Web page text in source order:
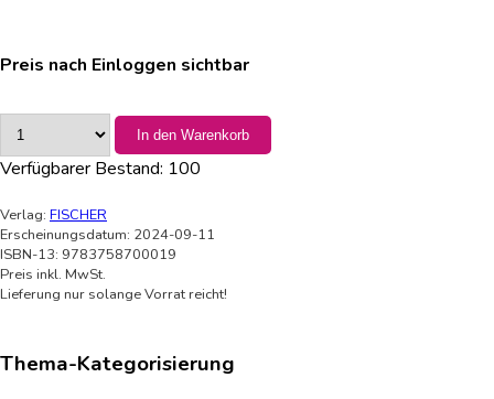
Preis nach Einloggen sichtbar
In den Warenkorb
Verfügbarer Bestand: 100
Verlag: FISCHER
Erscheinungsdatum: 2024-09-11
ISBN-13: 9783758700019
Preis inkl. MwSt.
Lieferung nur solange Vorrat reicht!
Thema-Kategorisierung